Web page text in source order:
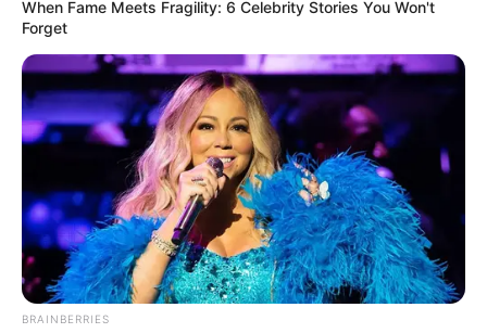
When Fame Meets Fragility: 6 Celebrity Stories You Won't
Forget
BRAINBERRIES